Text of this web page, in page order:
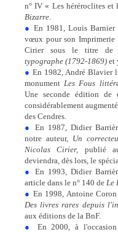
n° IV « Les héréroclites et
Bizarre.
● En 1981, Louis Barnier
vœux pour son Imprimerie
Cirier sous le titre de
typographe (1792-1869)et
● En 1982, André Blavier
monument Les Fous
Une seconde édition de
considérablement
des Cendres.
●
En 1987, Didier
notre auteur, Un
Nicolas Cirier,
publié
deviendra, dès lors, le
●
En 1993, Didier
article dans le n° 140 de Le
● En 1998, Antoine
Des livres rares depuis
aux éditions de la BnF.
●
En 2000, à